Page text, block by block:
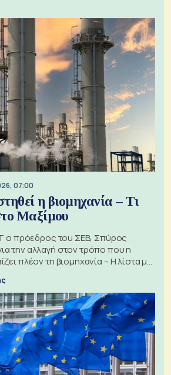
07:00
η βιομηχανία – Τι
Μαξίμου
ο πρόεδρος του ΣΕΒ, Σπύρος
την αλλαγή στον τρόπο που η
πλέον τη βιομηχανία – Η λίστα με